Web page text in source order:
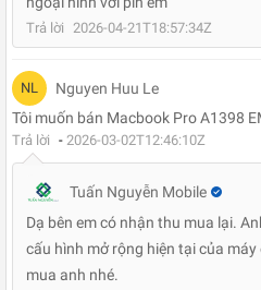
Trả lời 2026-04-21T18:57:34Z
NL
Nguyen Huu Le
Tôi muốn bán Macbook Pro A1398
Trả lời - 2026-03-02T12:46:10Z
Tuấn Nguyễn Mobile
Dạ bên em có nhận thu mua lại.
cấu hình mở rộng hiện tại của
mua anh nhé.